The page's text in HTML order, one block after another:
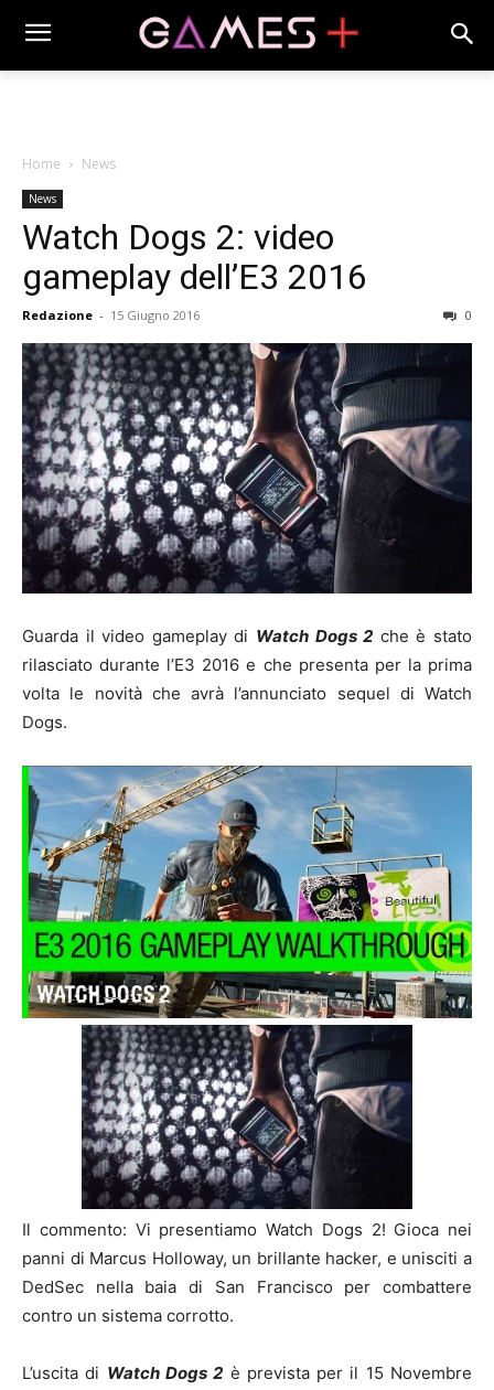
Home News
News
Watch Dogs 2: video
gameplay dell’E3 2016
Redazione - 15 Giugno 2016 0
Guarda il video gameplay di Watch Dogs 2 che è stato
rilasciato durante l’E3 2016 e che presenta per la prima
volta le novità che avrà l’annunciato sequel di Watch
Dogs.
Il commento: Vi presentiamo Watch Dogs 2! Gioca nei
panni di Marcus Holloway, un brillante hacker, e unisciti a
DedSec nella baia di San Francisco per combattere
contro un sistema corrotto.
L’uscita di Watch Dogs 2 è prevista per il 15 Novembre